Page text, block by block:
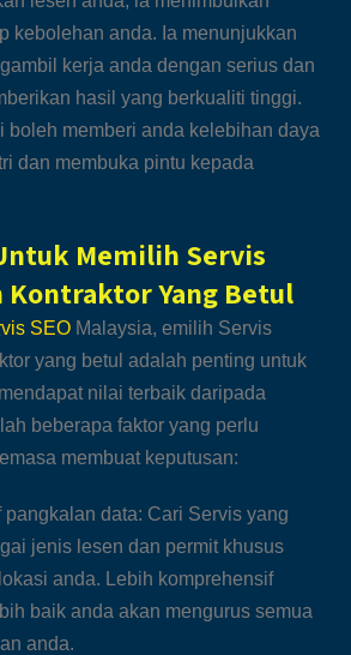
kebolehan anda. Ia menunjukkan
kerja anda dengan serius dan
hasil yang berkualiti tinggi.
boleh memberi anda kelebihan daya
dan membuka pintu kepada
Memilih Servis
Kontraktor Yang Betul
SEO Malaysia, emilih Servis
yang betul adalah penting untuk
nilai terbaik daripada
beberapa faktor yang perlu
membuat keputusan:
pangkalan data: Cari Servis yang
jenis lesen dan permit khusus
anda. Lebih komprehensif
baik anda akan mengurus semua
anda.